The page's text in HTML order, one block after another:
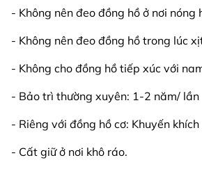
- Không nên đeo đồng hồ ở nơi nóng
- Không nên đeo đồng hồ trong lúc
- Không cho đồng hồ tiếp xúc với
- Bảo trì thường xuyên: 1-2 năm/ lần
- Riêng với đồng hồ cơ: Khuyến
- Cất giữ ở nơi khô ráo.